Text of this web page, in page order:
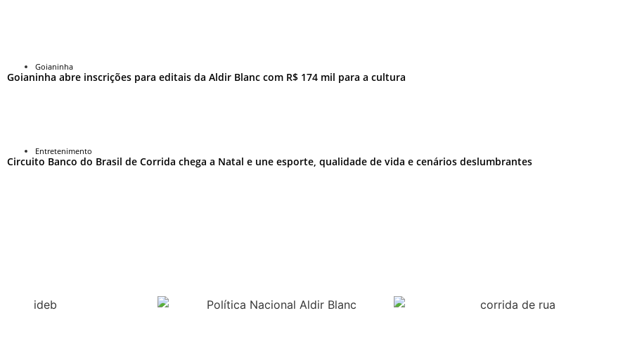
Goianinha
Goianinha abre inscrições para editais da Aldir Blanc com R$ 174 mil para a cultura
Entretenimento
Circuito Banco do Brasil de Corrida chega a Natal e une esporte, qualidade de vida e cenários deslumbrantes